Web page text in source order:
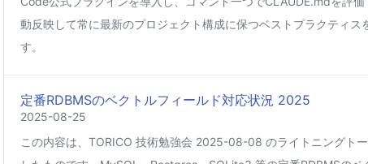
動反映して常に最新のプロジェクト構成に保つベストプラクティス
す。
定番RDBMSのベクトルフィールド対応状況 2025
2025-08-25
この内容は、TORICO 技術勉強会 2025-08-08 のライトニングト